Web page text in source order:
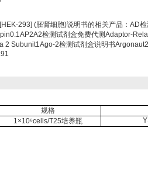
293] (胚肾细胞)说明书的相关产品：AD
检测试剂盒免费代测Adaptor-
2 Subunit1Ago-2检测试剂盒说明书
规格
1×10⁶cells/T25培养瓶